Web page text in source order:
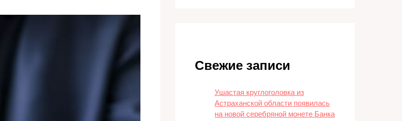
Свежие записи
Ушастая круглоголовка из
Астраханской области появилась
на новой серебряной монете Банка